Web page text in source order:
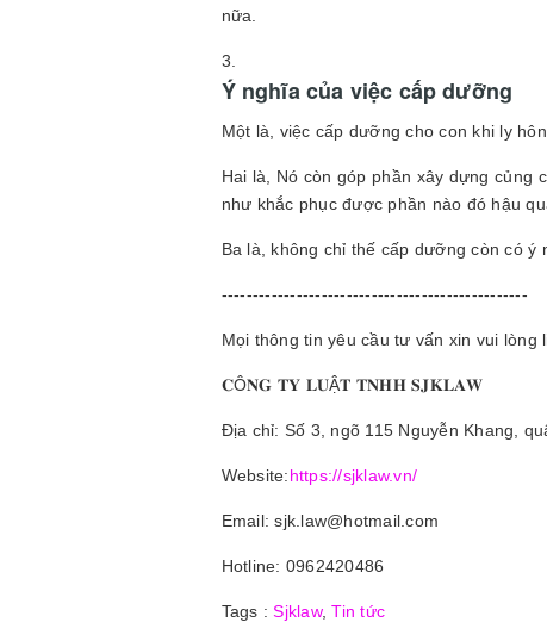
nữa.
Ý nghĩa của việc cấp dưỡng
Một là, việc cấp dưỡng cho con khi ly
Hai là, Nó còn góp phần xây dựng củng
như khắc phục được phần nào đó hậu
Ba là, không chỉ thế cấp dưỡng còn có
-------------------------------------------------
Mọi thông tin yêu cầu tư vấn xin vui lòng
𝐂Ô𝐍𝐆 𝐓𝐘 𝐋𝐔Ậ𝐓 𝐓𝐍𝐇𝐇 𝐒𝐉𝐊𝐋𝐀𝐖
Địa chỉ: Số 3, ngõ 115 Nguyễn Khang,
Website:https://sjklaw.vn/
Email: sjk.law@hotmail.com
Hotline: 0962420486
Tags :Sjklaw,Tin tức